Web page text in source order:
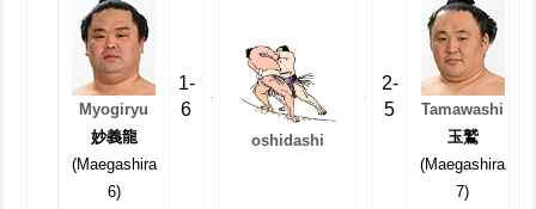
Myogiryu
妙義龍
(Maegashira
6)
1-
6
oshidashi
2-
5
Tamawashi
玉鷲
(Maegashira
7)